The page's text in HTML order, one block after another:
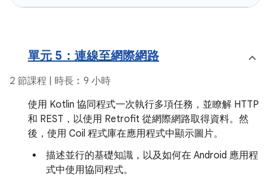
單元 5：連線至網際網路
2 節課程 | 時長︰9 小時
使用 Kotlin 協同程式一次執行多項任務，並瞭解 HTTP
和 REST，以使用 Retrofit 從網際網路取得資料。然
後，使用 Coil 程式庫在應用程式中顯示圖片。
描述並行的基礎知識，以及如何在 Android 應用程
式中使用協同程式。